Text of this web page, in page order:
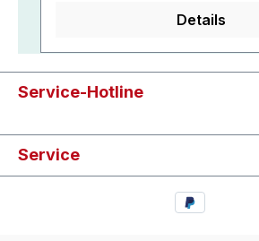
Details
Service-Hotline
Service